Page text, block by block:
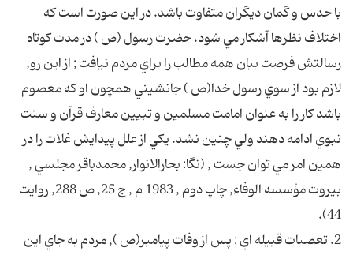
با حدس و گمان ديگران متفاوت باشد. در اين صورت است كه
اختلاف نظرها آشكار مي شود. حضرت رسول (ص ) در مدت كوتاه
رسالتش فرصت بيان همه مطالب را براي مردم نيافت ; از اين رو,
لازم بود از سوي رسول خدا(ص ) جانشيني همچون او كه معصوم
باشد كار را به عنوان امامت مسلمين و تبيين معارف قرآن و سنت
نبوي ادامه دهند ولي چنين نشد. يكي از علل پيدايش غلات را در
همين امر مي توان جست , (نگا: بحارالانوار, محمدباقر مجلسي ,
بيروت مؤسسه الوفاء, چاپ دوم , 1983 م , ج 25, ص 288, روايت
44).
2. تعصبات قبيله اي : پس از وفات پيامبر(ص ), مردم به جاي اين